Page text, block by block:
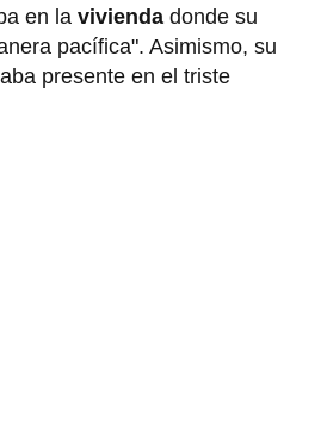
en la vivienda donde su
pacífica". Asimismo, su
presente en el triste